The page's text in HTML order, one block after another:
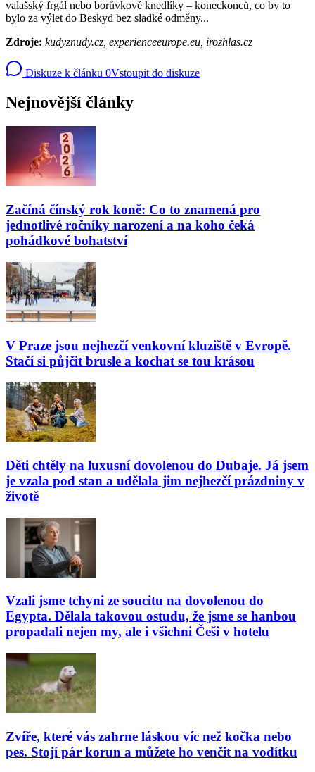
valašský frgál nebo borůvkové knedlíky – koneckonců, co by to
bylo za výlet do Beskyd bez sladké odměny...
Zdroje: kudyznudy.cz, experienceeurope.eu, irozhlas.cz
Diskuze k článku 0Vstoupit do diskuze
Nejnovější články
Začíná čínský rok koně: Co to znamená pro
jednotlivé ročníky narození a na koho čeká
pohádkové bohatství
V Praze jsou nejhezčí venkovní kluziště v Evropě.
Stačí si půjčit brusle a kochat se tou krásou
Děti chtěly na luxusní dovolenou do Dubaje. Já jsem
je vzala pod stan a udělala jim nejhezčí prázdniny v
životě
Vzali jsme tchyni ze soucitu na dovolenou do
Egypta. Dělala takovou ostudu, že jsme se hanbou
propadali nejen my, ale i všichni Češi v hotelu
Zvíře, které vás zahrne láskou víc než kočka nebo
pes. Stojí pár korun a můžete ho venčit na vodítku